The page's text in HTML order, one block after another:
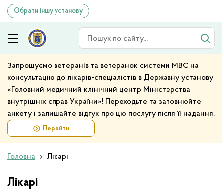
Обрати іншу установу
Запрошуємо ветеранів та ветеранок системи МВС на
консультацію до лікарів-спеціалістів в Державну установу
«Головний медичний клінічний центр Міністерства
внутрішніх справ України»! Переходьте та заповнюйте
анкету і залишайте відгук про цю послугу після її надання.
Перейти
Головна Лікарі
Лікарі